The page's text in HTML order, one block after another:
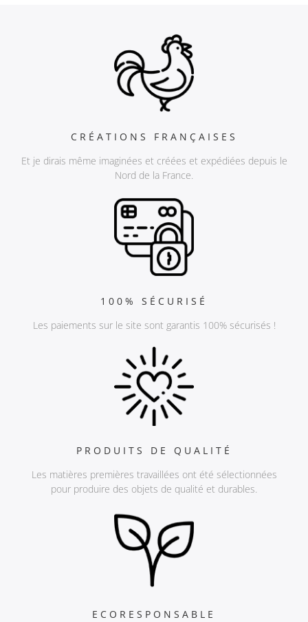
CRÉATIONS FRANÇAISES
Et je dirais même imaginées et créées et expédiées depuis le
Nord de la France.
100% SÉCURISÉ
Les paiements sur le site sont garantis 100% sécurisés !
PRODUITS DE QUALITÉ
Les matières premières travaillées ont été sélectionnées
pour produire des objets de qualité et durables.
ECORESPONSABLE